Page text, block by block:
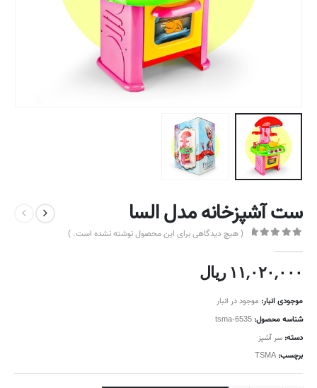
ست آشپزخانه مدل السا
( هیچ دیدگاهی برای این محصول نوشته نشده است. )
۱۱,۰۲۰,۰۰۰ ریال
موجودی انبار: موجود در انبار
شناسه محصول: tsma-6535
دسته: سر آشپز
برچسب: TSMA